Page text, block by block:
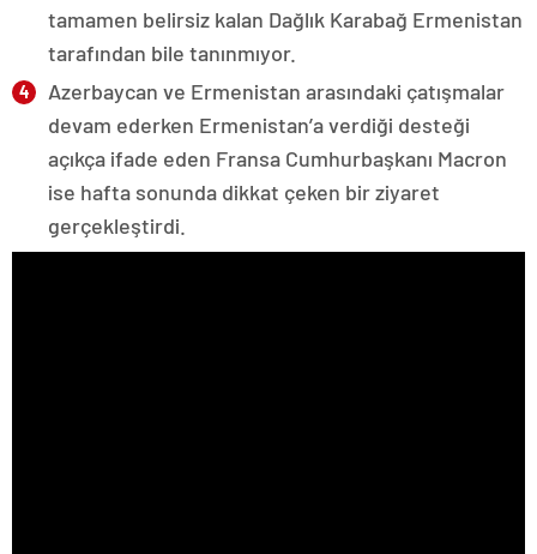
tamamen belirsiz kalan Dağlık Karabağ Ermenistan
tarafından bile tanınmıyor.
Azerbaycan ve Ermenistan arasındaki çatışmalar
devam ederken Ermenistan’a verdiği desteği
açıkça ifade eden Fransa Cumhurbaşkanı Macron
ise hafta sonunda dikkat çeken bir ziyaret
gerçekleştirdi.